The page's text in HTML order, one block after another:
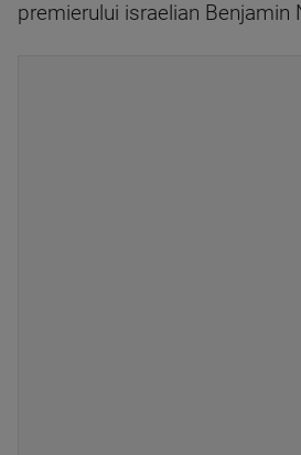
premierului israelian Benjamin